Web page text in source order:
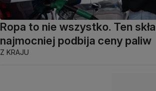
Ropa to nie wszystko. Ten
najmocniej podbija ceny paliw
Z KRAJU